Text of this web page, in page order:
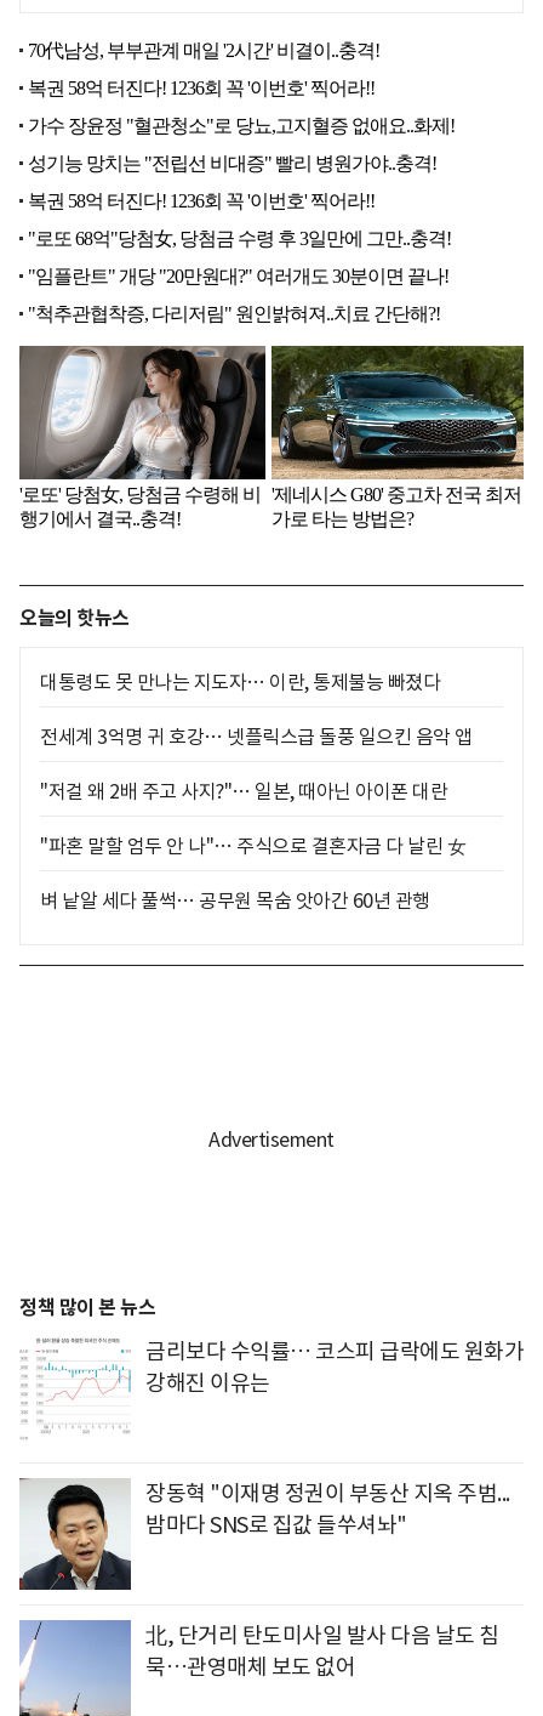
오늘의 핫뉴스
대통령도 못 만나는 지도자… 이란, 통제불능 빠졌다
전세계 3억명 귀 호강… 넷플릭스급 돌풍 일으킨 음악 앱
"저걸 왜 2배 주고 사지?"… 일본, 때아닌 아이폰 대란
"파혼 말할 엄두 안 나"… 주식으로 결혼자금 다 날린 女
벼 낱알 세다 풀썩… 공무원 목숨 앗아간 60년 관행
정책 많이 본 뉴스
금리보다 수익률… 코스피 급락에도 원화가
강해진 이유는
장동혁 "이재명 정권이 부동산 지옥 주범...
밤마다 SNS로 집값 들쑤셔놔"
北, 단거리 탄도미사일 발사 다음 날도 침
묵…관영매체 보도 없어